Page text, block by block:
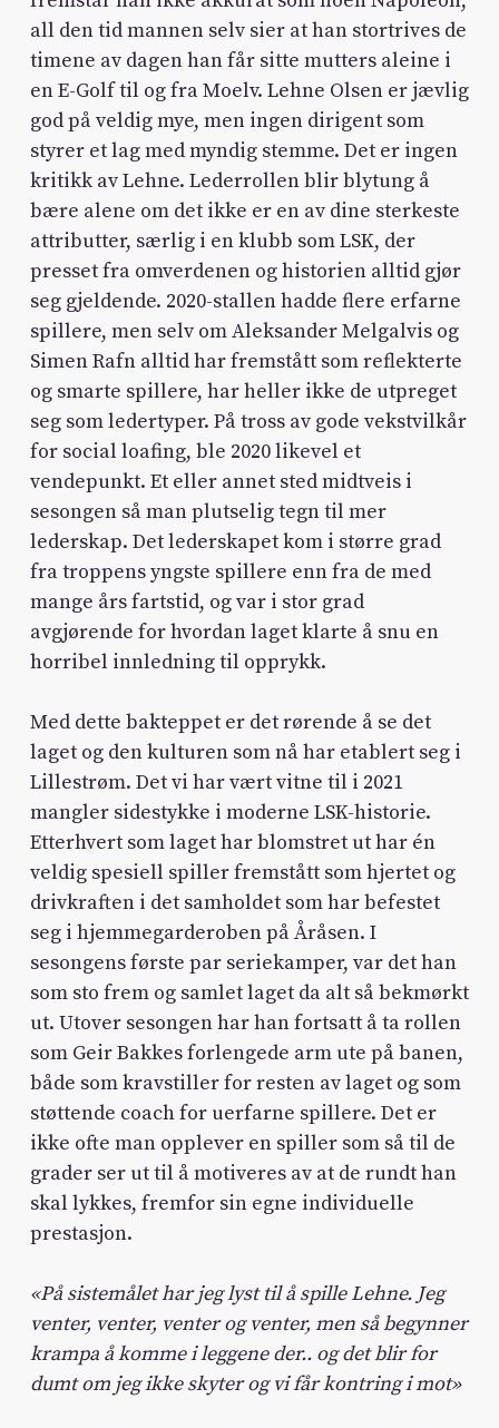
all den tid mannen selv sier at han stortrives de
timene av dagen han får sitte mutters aleine i
en E-Golf til og fra Moelv. Lehne Olsen er jævlig
god på veldig mye, men ingen dirigent som
styrer et lag med myndig stemme. Det er ingen
kritikk av Lehne. Lederrollen blir blytung å
bære alene om det ikke er en av dine sterkeste
attributter, særlig i en klubb som LSK, der
presset fra omverdenen og historien alltid gjør
seg gjeldende. 2020-stallen hadde flere erfarne
spillere, men selv om Aleksander Melgalvis og
Simen Rafn alltid har fremstått som reflekterte
og smarte spillere, har heller ikke de utpreget
seg som ledertyper. På tross av gode vekstvilkår
for social loafing, ble 2020 likevel et
vendepunkt. Et eller annet sted midtveis i
sesongen så man plutselig tegn til mer
lederskap. Det lederskapet kom i større grad
fra troppens yngste spillere enn fra de med
mange års fartstid, og var i stor grad
avgjørende for hvordan laget klarte å snu en
horribel innledning til opprykk.
Med dette bakteppet er det rørende å se det
laget og den kulturen som nå har etablert seg i
Lillestrøm. Det vi har vært vitne til i 2021
mangler sidestykke i moderne LSK-historie.
Etterhvert som laget har blomstret ut har én
veldig spesiell spiller fremstått som hjertet og
drivkraften i det samholdet som har befestet
seg i hjemmegarderoben på Åråsen. I
sesongens første par seriekamper, var det han
som sto frem og samlet laget da alt så bekmørkt
ut. Utover sesongen har han fortsatt å ta rollen
som Geir Bakkes forlengede arm ute på banen,
både som kravstiller for resten av laget og som
støttende coach for uerfarne spillere. Det er
ikke ofte man opplever en spiller som så til de
grader ser ut til å motiveres av at de rundt han
skal lykkes, fremfor sin egne individuelle
prestasjon.
«På sistemålet har jeg lyst til å spille Lehne. Jeg
venter, venter, venter og venter, men så begynner
krampa å komme i leggene der.. og det blir for
dumt om jeg ikke skyter og vi får kontring i mot»